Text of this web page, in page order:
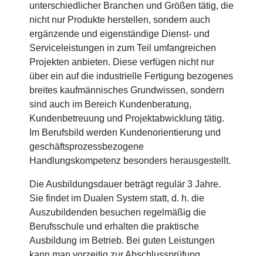
unterschiedlicher Branchen und Größen tätig, die
nicht nur Produkte herstellen, sondern auch
ergänzende und eigenständige Dienst- und
Serviceleistungen in zum Teil umfangreichen
Projekten anbieten. Diese verfügen nicht nur
über ein auf die industrielle Fertigung bezogenes
breites kaufmännisches Grundwissen, sondern
sind auch im Bereich Kundenberatung,
Kundenbetreuung und Projektabwicklung tätig.
Im Berufsbild werden Kundenorientierung und
geschäftsprozessbezogene
Handlungskompetenz besonders herausgestellt.
Die Ausbildungsdauer beträgt regulär 3 Jahre.
Sie findet im Dualen System statt, d. h. die
Auszubildenden besuchen regelmäßig die
Berufsschule und erhalten die praktische
Ausbildung im Betrieb. Bei guten Leistungen